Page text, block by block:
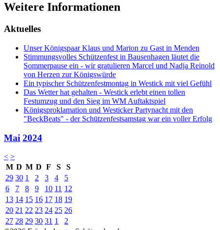
Weitere Informationen
Aktuelles
Unser Königspaar Klaus und Marion zu Gast in Menden
Stimmungsvolles Schützenfest in Bausenhagen läutet die
Sommerpause ein - wir gratulieren Marcel und Nadja Reinold
von Herzen zur Königswürde
Ein typischer Schützenfestmontag in Westick mit viel Gefühl
Das Wetter hat gehalten - Westick erlebt einen tollen
Festumzug und den Sieg im WM Auftaktspiel
Königsproklamation und Westicker Partynacht mit den
"BeckBeats" - der Schützenfestsamstag war ein voller Erfolg
Mai 2024
< >
M D M D F S
S
29 30 1 2 3 4
5
6
7 8 9 10 11 12
13 14 15 16 17 18 19
20 21 22 23 24 25 26
27 28 29 30 31 1
2